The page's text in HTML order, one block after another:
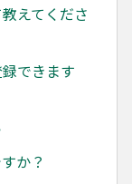
えてくださ
できます
か？